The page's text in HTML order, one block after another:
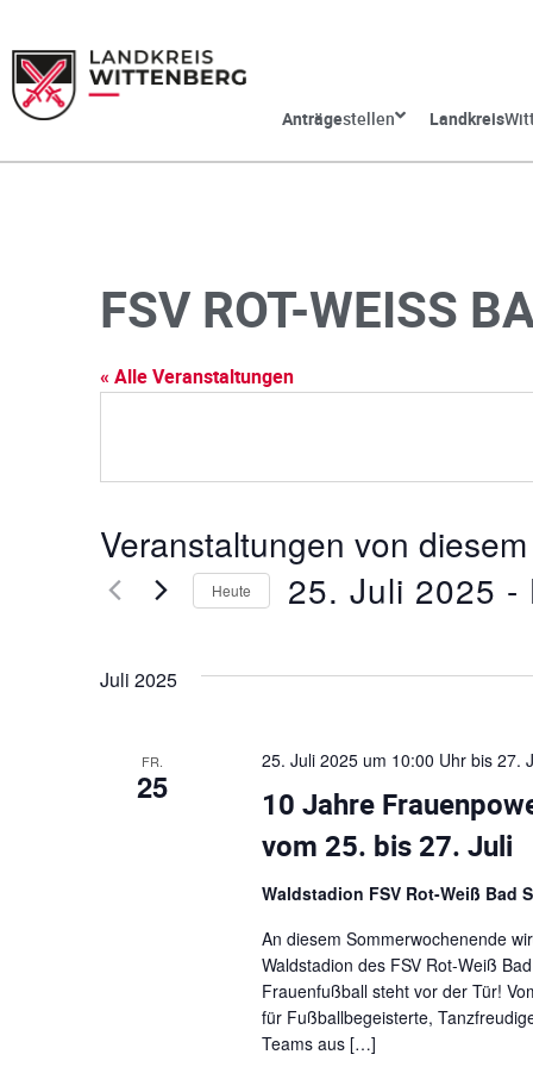
Anträgestellen Landkreis
FSV ROT-WEISS
« Alle Veranstaltungen
Veranstaltungen von
Heute 25. Juli 2025 -
t
w
ä
h
l
n
Juli 2025
FR.
25
10 Jahre
vom 25. bis 27. Juli
25. Juli 2025 um 10:00 Uhrbis 27.
Waldstadion FSV Rot-Weiß Bad
An diesem Sommerwochenende
Waldstadion des FSV Rot-Weiß
Frauenfußball steht vor der Tür!
für Fußballbegeisterte,
Teams aus […]